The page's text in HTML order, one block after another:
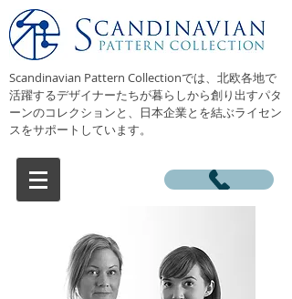
Scandinavian Pattern Collectionでは、北欧各地で
活躍するデザイナーたちが暮らしから創り出すパタ
ーンのコレクションと、日本企業とを結ぶライセン
スをサポートしています。